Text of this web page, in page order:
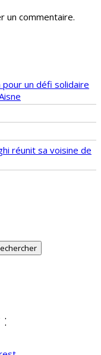
un commentaire.
pour un défi solidaire
réunit sa voisine de